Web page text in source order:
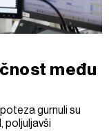
među
gurnuli su
poljuljavši